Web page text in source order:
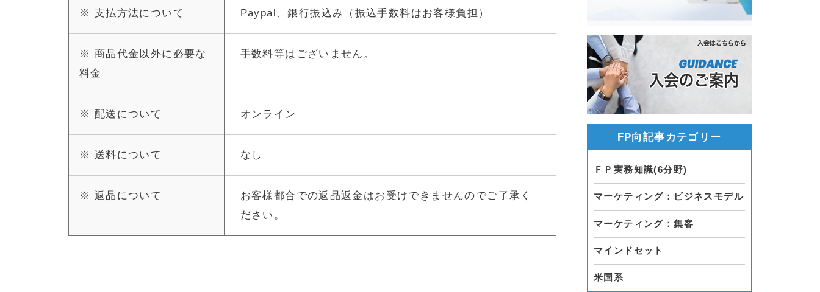
※ 支払方法について Paypal、銀行振込み（振込手数料はお客様負担）
※ 商品代金以外に必要な
料金
手数料等はございません。
※ 配送について オンライン
※ 送料について なし
※ 返品について
お客様都合での返品返金はお受けできませんのでご了承く
ださい。
FP向記事カテゴリー
ＦＰ実務知識(6分野)
マーケティング：ビジネスモデル
マーケティング：集客
マインドセット
米国系